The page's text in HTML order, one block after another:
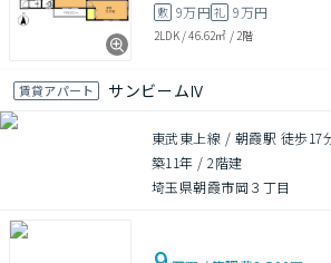
敷 9万円礼 9万円
2LDK/46.62㎡ / 2階
賃貸アパート サンビームⅣ
東武東上線 / 朝霞駅 徒歩17
築11年 /2階建
埼玉県朝霞市岡３丁目